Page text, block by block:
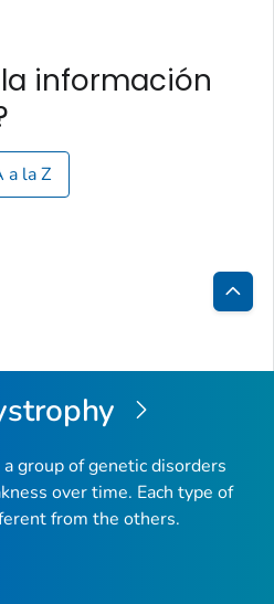
información
a la Z
la
group of genetic disorders
over time. Each type of
from the others.